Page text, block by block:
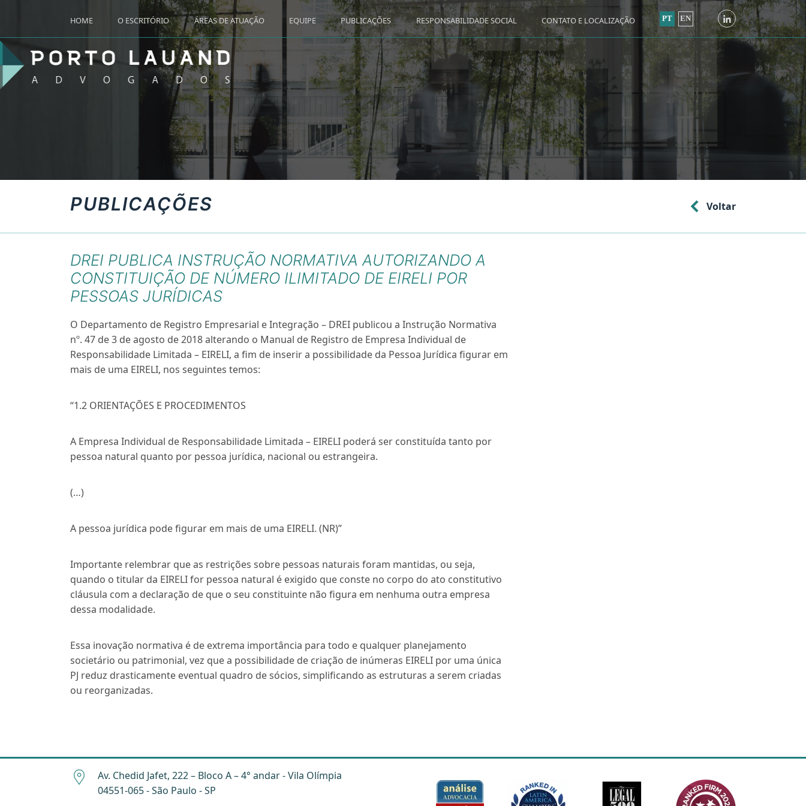
HOME O ESCRITÓRIO ÁREAS DE ATUAÇÃO EQUIPE PUBLICAÇÕES RESPONSABILIDADE SOCIAL CONTATO E LOCALIZAÇÃO PT EN
PUBLICAÇÕES Voltar
DREI PUBLICA INSTRUÇÃO NORMATIVA AUTORIZANDO A
CONSTITUIÇÃO DE NÚMERO ILIMITADO DE EIRELI POR
PESSOAS JURÍDICAS
O Departamento de Registro Empresarial e Integração – DREI publicou a Instrução Normativa
nº. 47 de 3 de agosto de 2018 alterando o Manual de Registro de Empresa Individual de
Responsabilidade Limitada – EIRELI, a fim de inserir a possibilidade da Pessoa Jurídica figurar em
mais de uma EIRELI, nos seguintes temos:
“1.2 ORIENTAÇÕES E PROCEDIMENTOS
A Empresa Individual de Responsabilidade Limitada – EIRELI poderá ser constituída tanto por
pessoa natural quanto por pessoa jurídica, nacional ou estrangeira.
(…)
A pessoa jurídica pode figurar em mais de uma EIRELI. (NR)”
Importante relembrar que as restrições sobre pessoas naturais foram mantidas, ou seja,
quando o titular da EIRELI for pessoa natural é exigido que conste no corpo do ato constitutivo
cláusula com a declaração de que o seu constituinte não figura em nenhuma outra empresa
dessa modalidade.
Essa inovação normativa é de extrema importância para todo e qualquer planejamento
societário ou patrimonial, vez que a possibilidade de criação de inúmeras EIRELI por uma única
PJ reduz drasticamente eventual quadro de sócios, simplificando as estruturas a serem criadas
ou reorganizadas.
Av. Chedid Jafet, 222 – Bloco A – 4° andar - Vila Olímpia
04551-065 - São Paulo - SP